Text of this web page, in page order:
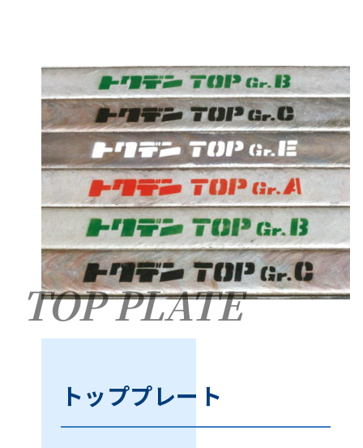
TOP PLATE
トッププレート